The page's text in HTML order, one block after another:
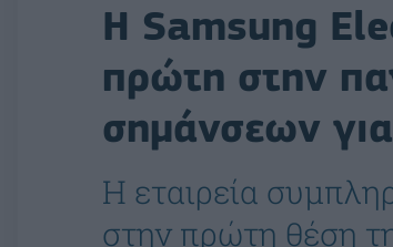
H Samsung
πρώτη στην
σημάνσεων
Η εταιρεία
στην πρώτη θέση